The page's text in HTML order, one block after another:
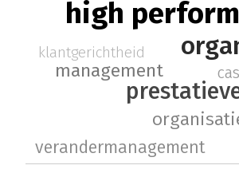
high
management
verandermanagement
klantgerichtheid